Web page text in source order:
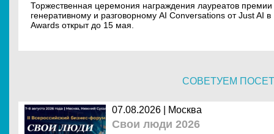
Торжественная церемония награждения лауреатов
генеративному и разговорному AI Conversations от Just AI
Awards открыт до 15 мая.
СОВЕТУЕМ
07.08.2026 | Москва
Свои люди 2026